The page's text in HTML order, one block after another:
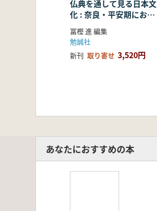
仏典を通して見る日本文
化 : 奈良・平安期におけ
る仏教の受容・融合・展
開
冨樫 進 編集
勉誠社
新刊 取り寄せ 3,520円
あなたにおすすめの本